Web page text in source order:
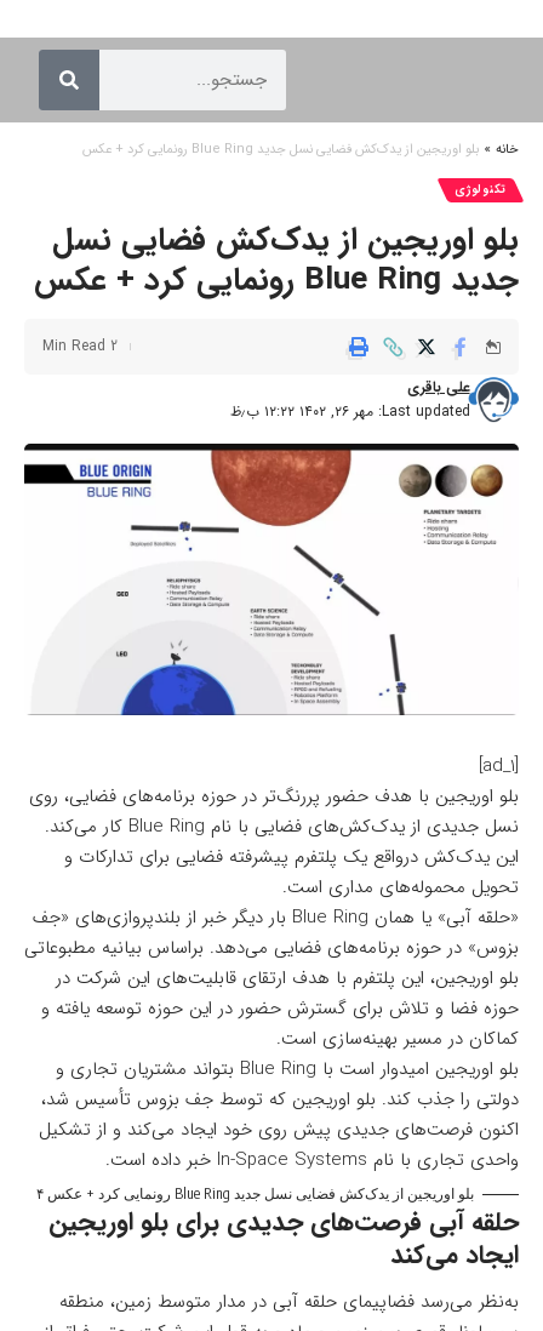
خانه » بلو اوریجین از یدک‌کش فضایی نسل جدید Blue Ring رونمایی کرد + عکس
تکنولوژی
بلو اوریجین از یدک‌کش فضایی نسل
جدید Blue Ring رونمایی کرد + عکس
Last updated: مهر ۲۶, ۱۴۰۲ ۱۲:۲۲ ب٫ظ
علی باقری
2 Min Read
[ad_1]
بلو اوریجین با هدف حضور پررنگ‌تر در حوزه برنامه‌های فضایی، روی
نسل جدیدی از یدک‌کش‌های فضایی با نام Blue Ring کار می‌کند.
این یدک‌کش درواقع یک پلتفرم پیشرفته فضایی برای تدارکات و
تحویل محموله‌های مداری است.
«حلقه آبی» یا همان Blue Ring بار دیگر خبر از بلندپروازی‌های «جف
بزوس» در حوزه برنامه‌های فضایی می‌دهد. براساس بیانیه مطبوعاتی
بلو اوریجین، این پلتفرم با هدف ارتقای قابلیت‌های این شرکت در
حوزه فضا و تلاش برای گسترش حضور در این حوزه توسعه یافته و
کماکان در مسیر بهینه‌سازی است.
بلو اوریجین امیدوار است با Blue Ring بتواند مشتریان تجاری و
دولتی را جذب کند. بلو اوریجین که توسط جف بزوس تأسیس شد،
اکنون فرصت‌های جدیدی پیش روی خود ایجاد می‌کند و از تشکیل
واحدی تجاری با نام In-Space Systems خبر داده است.
بلو اوریجین از یدک‌کش فضایی نسل جدید Blue Ring رونمایی کرد + عکس ۴
حلقه آبی فرصت‌های جدیدی برای بلو اوریجین
ایجاد می‌کند
به‌نظر می‌رسد فضاپیمای حلقه آبی در مدار متوسط زمین، منطقه